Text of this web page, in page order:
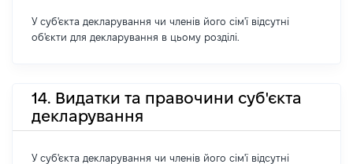
У суб'єкта декларування чи членів його сім'ї відсутні
об'єкти для декларування в цьому розділі.
14. Видатки та правочини суб'єкта
декларування
У суб'єкта декларування чи членів його сім'ї відсутні